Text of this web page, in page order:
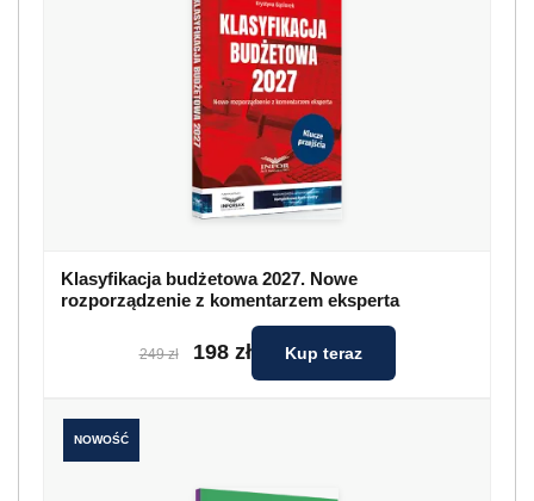
Klasyfikacja budżetowa 2027. Nowe
rozporządzenie z komentarzem eksperta
249 zł 198 zł Kup teraz
NOWOŚĆ